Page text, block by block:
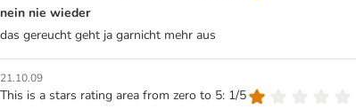
nein nie wieder
das gereucht geht ja garnicht mehr aus
21.10.09
This is a stars rating area from zero to 5: 1/5